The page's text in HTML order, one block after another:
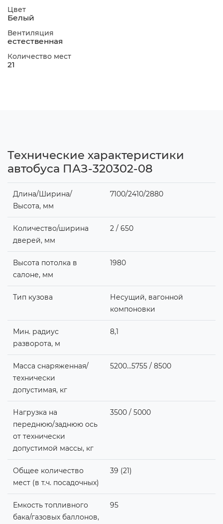
Цвет
Белый
Вентиляция
естественная
Количество мест
21
Технические характеристики
автобуса ПАЗ-320302-08
Длина/Ширина/
Высота, мм
7100/2410/2880
Количество/ширина
дверей, мм
2 / 650
Высота потолка в
салоне, мм
1980
Тип кузова
Несущий, вагонной
компоновки
Мин. радиус
разворота, м
8,1
Масса снаряженная/
технически
допустимая, кг
5200…5755 / 8500
Нагрузка на
переднюю/заднюю ось
от технически
допустимой массы, кг
3500 / 5000
Общее количество
мест (в т.ч. посадочных)
39 (21)
Емкость топливного
бака/газовых баллонов,
95